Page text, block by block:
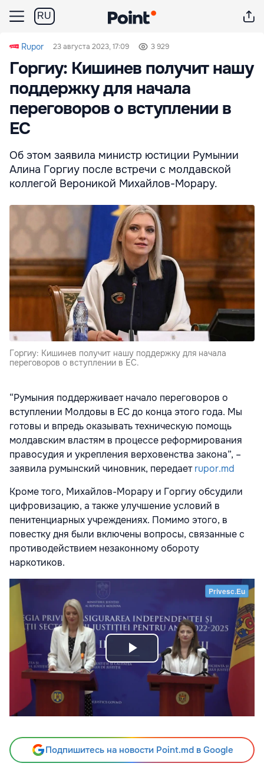
RU
Rupor 23 августа 2023, 17:09 3 929
Горгиу: Кишинев получит нашу
поддержку для начала
переговоров о вступлении в
ЕС
Об этом заявила министр юстиции Румынии
Алина Горгиу после встречи с молдавской
коллегой Вероникой Михайлов-Морару.
Горгиу: Кишинев получит нашу поддержку для начала
переговоров о вступлении в ЕС.
“Румыния поддерживает начало переговоров о
вступлении Молдовы в ЕС до конца этого года. Мы
готовы и впредь оказывать техническую помощь
молдавским властям в процессе реформирования
правосудия и укрепления верховенства закона”, –
заявила румынский чиновник, передаетrupor.md
Кроме того, Михайлов-Морару и Горгиу обсудили
цифровизацию, а также улучшение условий в
пенитенциарных учреждениях. Помимо этого, в
повестку дня были включены вопросы, связанные с
противодействием незаконному обороту
наркотиков.
Подпишитесь на новости Point.md в Google